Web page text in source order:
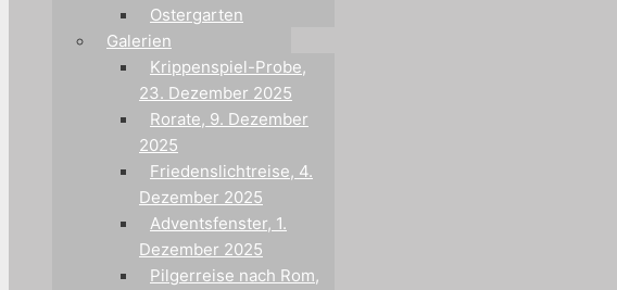
Ostergarten
Galerien
Krippenspiel-Probe,
23. Dezember 2025
Rorate, 9. Dezember
2025
Friedenslichtreise, 4.
Dezember 2025
Adventsfenster, 1.
Dezember 2025
Pilgerreise nach Rom,